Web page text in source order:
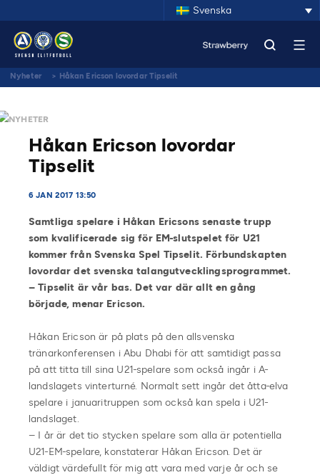
Svenska
Nyheter > Håkan Ericson lovordar Tipselit
NYHETER
Håkan Ericson lovordar
Tipselit
6 JAN 2017 13:50
Samtliga spelare i Håkan Ericsons senaste trupp
som kvalificerade sig för EM-slutspelet för U21
kommer från Svenska Spel Tipselit. Förbundskapten
lovordar det svenska talangutvecklingsprogrammet.
– Tipselit är vår bas. Det var där allt en gång
började, menar Ericson.
Håkan Ericson är på plats på den allsvenska
tränarkonferensen i Abu Dhabi för att samtidigt passa
på att titta till sina U21-spelare som också ingår i A-
landslagets vinterturné. Normalt sett ingår det åtta-elva
spelare i januaritruppen som också kan spela i U21-
landslaget.
– I år är det tio stycken spelare som alla är potentiella
U21-EM-spelare, konstaterar Håkan Ericson. Det är
väldigt värdefullt för mig att vara med varje år och se